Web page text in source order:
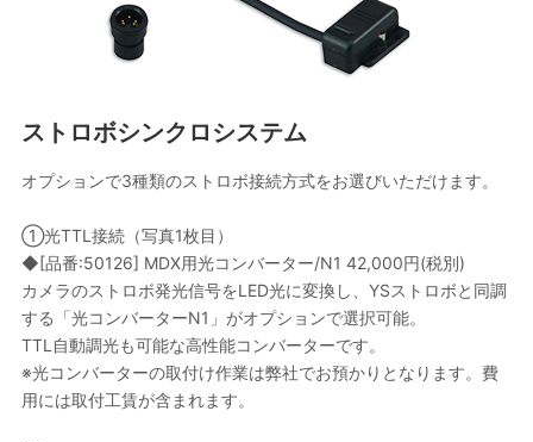
ストロボシンクロシステム
オプションで3種類のストロボ接続方式をお選びいただけます。
①光TTL接続（写真1枚目）
◆[品番:50126] MDX用光コンバーター/N1 42,000円(税別)
カメラのストロボ発光信号をLED光に変換し、YSストロボと同調
する「光コンバーターN1」がオプションで選択可能。
TTL自動調光も可能な高性能コンバーターです。
※光コンバーターの取付け作業は弊社でお預かりとなります。費
用には取付工賃が含まれます。